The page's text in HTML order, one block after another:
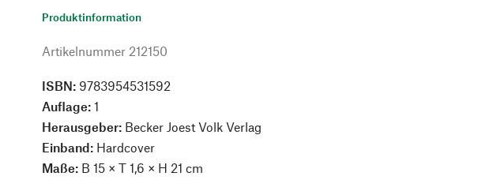
Produktinformation
Artikelnummer 212150
ISBN: 9783954531592
Auflage:1
Herausgeber: Becker Joest Volk Verlag
Einband: Hardcover
Maße: B 15 × T 1,6 × H 21 cm